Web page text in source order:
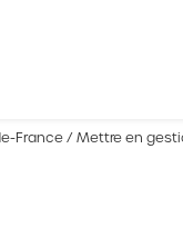
France / Mettre en